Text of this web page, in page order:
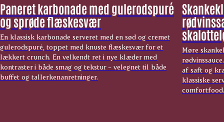
Paneret karbonade med gulerodspuré
og sprøde flæskesvær
En klassisk karbonade serveret med en sød og cremet
gulerodspuré, toppet med knuste flæskesvær for et
lækkert crunch. En velkendt ret i nye klæder med
kontraster i både smag og tekstur – velegnet til både
buffet og tallerkenanretninger.
Møre
af saft og
klassiske
comfortfood.